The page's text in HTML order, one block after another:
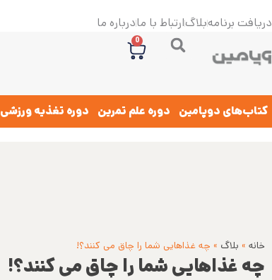
دریافت برنامهبلاگارتباط با مادرباره ما
0
کتاب‌های دوپامین دوره علم تمرین دوره تغذیه ورزشی
خانه» بلاگ » چه غذاهایی شما را چاق می کنند؟!
چه غذاهایی شما را چاق می کنند؟!